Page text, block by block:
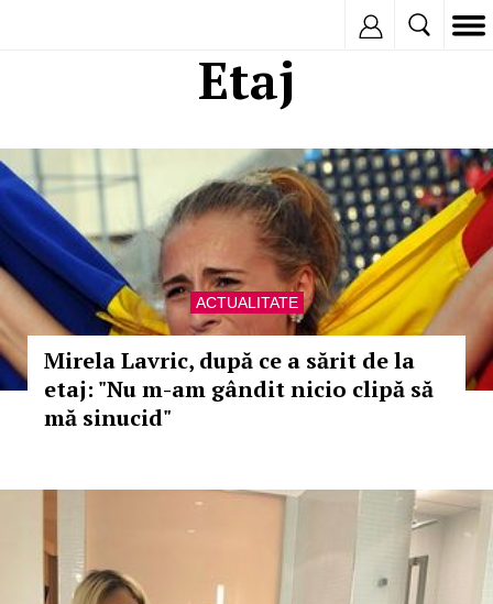
Etaj
ACTUALITATE
Mirela Lavric, după ce a sărit de la
etaj: "Nu m-am gândit nicio clipă să
mă sinucid"